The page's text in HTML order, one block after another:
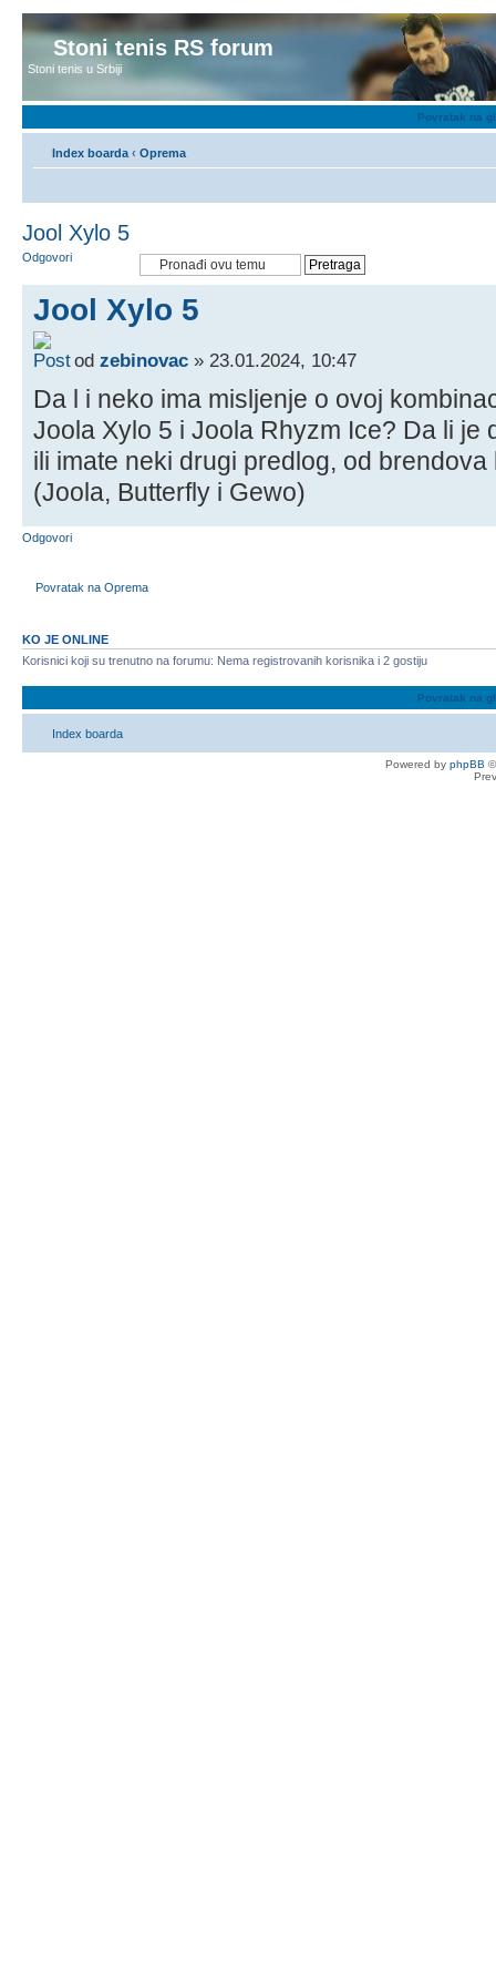
Stoni tenis RS forum
Stoni tenis u Srbiji
Povratak na
Index boarda ‹ Oprema
Jool Xylo 5
Odgovori
Jool Xylo 5
od zebinovac » 23.01.2024, 10:47
Da l i neko ima misljenje o ovoj
Joola Xylo 5 i Joola Rhyzm Ice? Da li je
ili imate neki drugi predlog, od
(Joola, Butterfly i Gewo)
Odgovori
Povratak na Oprema
KO JE ONLINE
Korisnici koji su trenutno na forumu: Nema registrovanih korisnika i 2 gostiju
Povratak na
Index boarda
Powered by phpBB